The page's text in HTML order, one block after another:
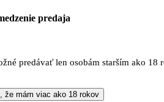
predaja
predávať len osobám starším ako 18
že mám viac ako 18 rokov